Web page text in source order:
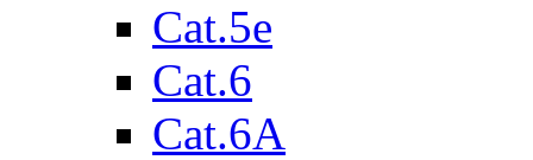
Cat.5e
Cat.6
Cat.6A